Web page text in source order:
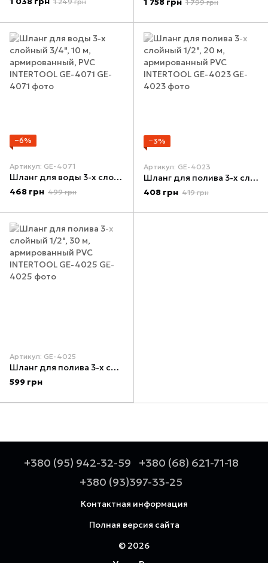
1 799 грн
−6%
Артикул: GE-4071
Шланг для воды 3-х слойный 3/4", 10 м, армированный, PVC INTERTOOL GE-4071
468 грн 499 грн
−3%
Артикул: GE-4023
Шланг для полива 3-х слойный 1/2", 20 м, армированный PVC INTERTOOL GE-4023
408 грн 419 грн
Артикул: GE-4025
Шланг для полива 3-х слойный 1/2", 30 м, армированный PVC INTERTOOL GE-4025
599 грн
+380 (95) 942-32-59
+380 (68) 621-71-18
+380 (93)397-33-25
Контактная информация
Полная версия сайта
© 2026